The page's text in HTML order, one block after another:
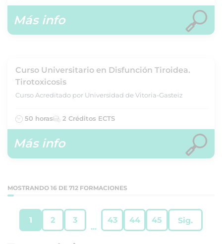
Más info
Curso Universitario en Disfunción Tiroidea.
Tirotoxicosis
Curso Acreditado por Universidad de Vitoria-Gasteiz
50 horas 2 Créditos ECTS
Más info
MOSTRANDO 16 DE 712 FORMACIONES
1 2 3
...
43 44 45 Sig.